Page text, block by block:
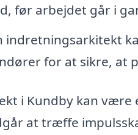
før arbejdet går i
indretningsarkitekt
for at sikre, at
i Kundby kan
at træffe